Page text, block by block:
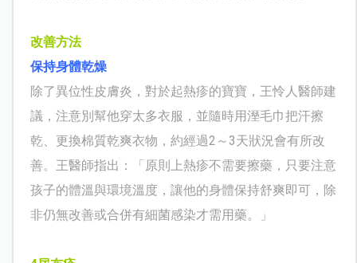
改善方法
保持身體乾燥
除了異位性皮膚炎，對於起熱疹的寶寶， 王怜人醫師建
議，注意別幫他穿太多衣服，並隨時用溼毛巾把汗擦
乾、更換棉質乾爽衣物，約經過2～3天狀況會有所改
善。 王醫師指出：「原則上熱疹不需要擦藥，只要注意
孩子的體溫與環境溫度，讓他的身體保持舒爽即可，除
非仍無改善或合併有細菌感染才需用藥。」